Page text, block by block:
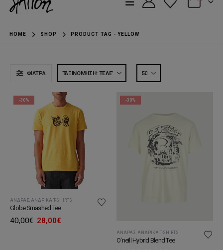
HOME SHOP PRODUCT TAG -YELLOW
ΦΊΛΤΡΑ
-30%
ΆΝΔΡΑΣ, ΑΝΔΡΙΚΆ T-SHIRTS
Globe Smashed Tee
40,00€ Original
28,00€Η
-30%
ΆΝΔΡΑΣ ΑΝΔΡΙΚΆ T-SHIRTS
O'neill Hybrid Blend Tee